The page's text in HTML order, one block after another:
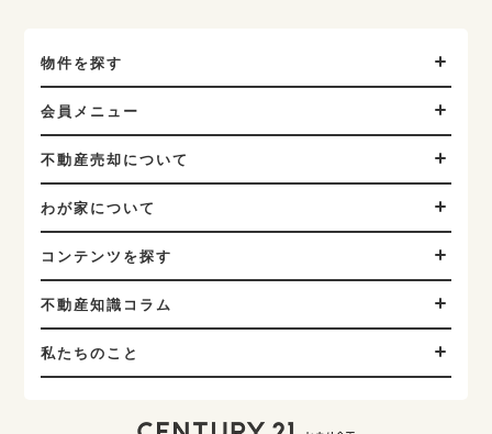
物件を探す
会員メニュー
不動産売却について
わが家について
コンテンツを探す
不動産知識コラム
私たちのこと